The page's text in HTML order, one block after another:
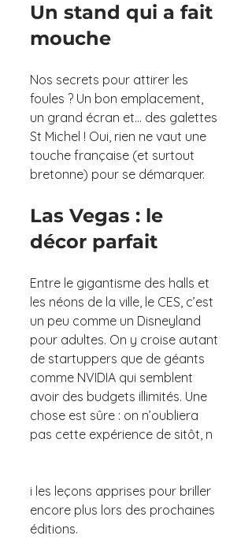
Un stand qui a fait
mouche
Nos secrets pour attirer les
foules ? Un bon emplacement,
un grand écran et… des galettes
St Michel ! Oui, rien ne vaut une
touche française (et surtout
bretonne) pour se démarquer.
Las Vegas : le
décor parfait
Entre le gigantisme des halls et
les néons de la ville, le CES, c’est
un peu comme un Disneyland
pour adultes. On y croise autant
de startuppers que de géants
comme NVIDIA qui semblent
avoir des budgets illimités. Une
chose est sûre : on n’oubliera
pas cette expérience de sitôt, n
i les leçons apprises pour briller
encore plus lors des prochaines
éditions.